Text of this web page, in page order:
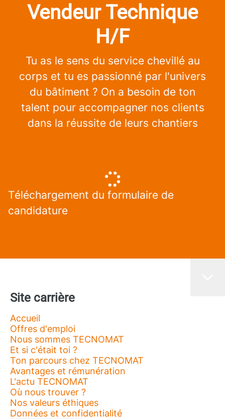
Vendeur Technique
H/F
Tu as le sens du service chevillé au
corps et tu es passionné par l'univers
du bâtiment ? On a besoin de ton
talent pour accompagner nos clients
dans la réussite de leurs chantiers
Téléchargement du formulaire de
candidature
Site carrière
Accueil
Offres d'emploi
Nous sommes TECNOMAT
Et si c'était toi ?
Ton parcours chez TECNOMAT
Avantages et rémunération
L'actu TECNOMAT
Où nous trouver ?
Nos valeurs éthiques
Données et confidentialité